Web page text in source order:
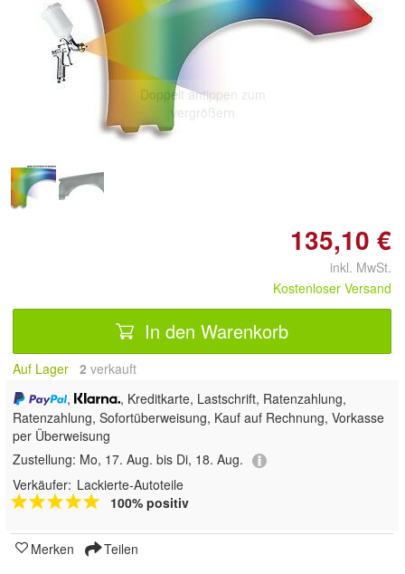
Doppelt antippen zum
vergrößern
135,10 €
inkl. MwSt.
Kostenloser Versand
In den Warenkorb
Auf Lager 2 verkauft
,
, Kreditkarte, Lastschrift, Ratenzahlung,
Ratenzahlung, Sofortüberweisung, Kauf auf Rechnung, Vorkasse
per Überweisung
Zustellung: Mo, 17. Aug. bis Di, 18. Aug.
Verkäufer: Lackierte-Autoteile
100% positiv
Merken Teilen